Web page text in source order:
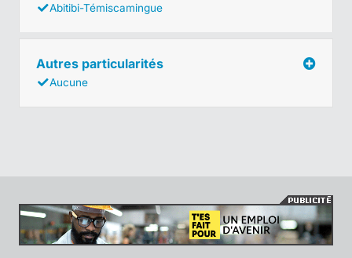
Abitibi-Témiscamingue
Autres particularités
Aucune